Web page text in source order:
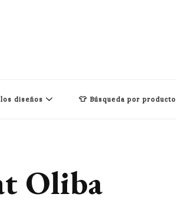
diseños 👕 Búsqueda por producto
Oliba